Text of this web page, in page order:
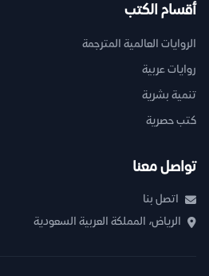
أقسام الكتب
الروايات العالمية المترجمة
روايات عربية
تنمية بشرية
كتب حصرية
تواصل معنا
اتصل بنا
الرياض، المملكة العربية السعودية